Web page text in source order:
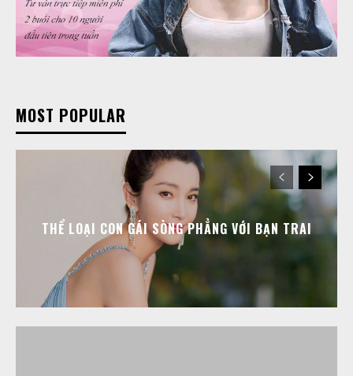
MOST POPULAR
THỂ LOẠI CON GÁI SÒNG PHẲNG VỚI BẠN TRAI